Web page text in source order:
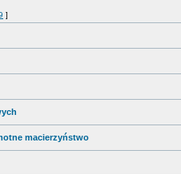
]
macierzyństwo